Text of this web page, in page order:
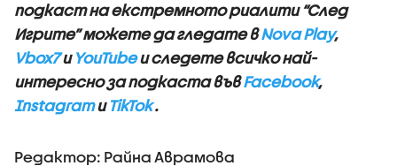
подкаст на екстремното риалити “След
Игрите” можете да гледате вNova Play,
Vbox7и YouTubeи следете всичко най-
интересно за подкаста въвFacebook,
Instagramи TikTok.
Редактор: Райна Аврамова